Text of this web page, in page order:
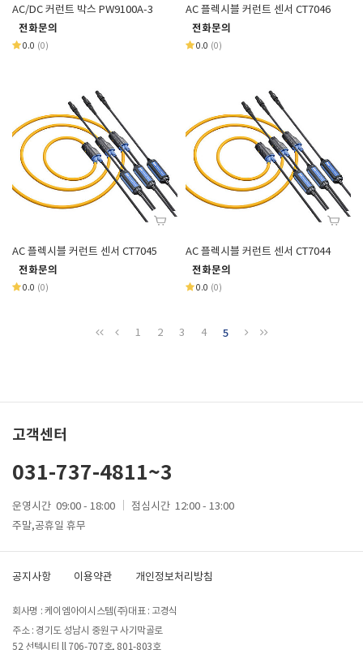
AC/DC 커런트 박스 PW9100A-3
전화문의
0.0 (0)
AC 플렉시블 커런트 센서 CT7046
전화문의
0.0 (0)
AC 플렉시블 커런트 센서 CT7045
전화문의
0.0 (0)
AC 플렉시블 커런트 센서 CT7044
전화문의
0.0 (0)
1 2 3 4 5
고객센터
031-737-4811~3
운영시간 09:00 - 18:00 점심시간 12:00 - 13:00
주말,공휴일 휴무
공지사항 이용약관 개인정보처리방침
회사명 : 케이엠아이시스템(주)대표 : 고경식
주소 : 경기도 성남시 중원구 사기막골로
52 선텍시티 ll 706-707호, 801-803호